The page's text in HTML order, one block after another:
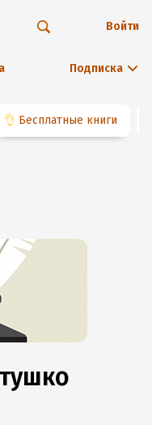
Подписка
Войти
👌 Бесплатные книги